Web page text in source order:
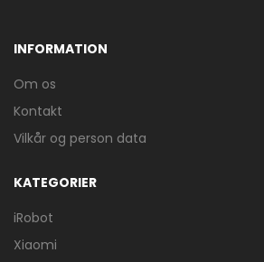
INFORMATION
Om os
Kontakt
Vilkår og person data
KATEGORIER
iRobot
Xiaomi